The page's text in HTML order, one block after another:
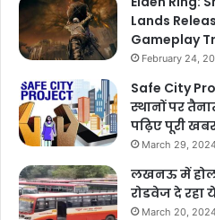
Lands
Gameplay
February 24,
Safe City
स्थानों पर
पढ़िए पूरी
March 29,
लखनऊ में होली
रोडवेज दे रहा
March 20,